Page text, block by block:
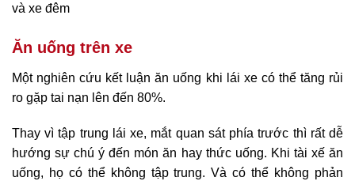
và xe đêm
Ăn uống trên xe
Một nghiên cứu kết luận ăn uống khi lái xe có thể tăng rủi
ro gặp tai nạn lên đến 80%.
Thay vì tập trung lái xe, mắt quan sát phía trước thì rất dễ
hướng sự chú ý đến món ăn hay thức uống. Khi tài xế ăn
uống, họ có thể không tập trung. Và có thể không phản